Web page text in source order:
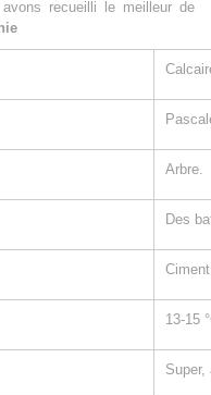
recueilli le meilleur de
Arbre.
Des
13-15
Super,